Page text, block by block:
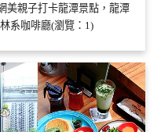
美親子打卡龍潭景點，龍潭
系咖啡廳(瀏覽：1)